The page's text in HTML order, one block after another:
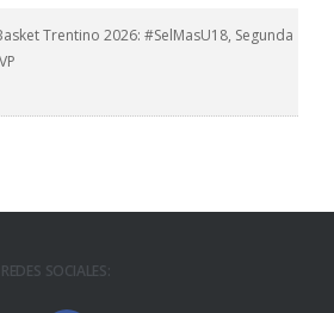
Trentino 2026: #SelMasU18, Segunda
SOCIALES: